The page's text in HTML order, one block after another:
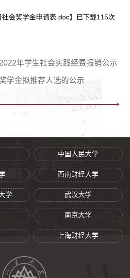
会奖学金申请表.doc】已下载115次
年学生社会实践经费报销公示
学金拟推荐人选的公示
中国人民大学
西南财经大学
学 武汉大学
南京大学
上海财经大学